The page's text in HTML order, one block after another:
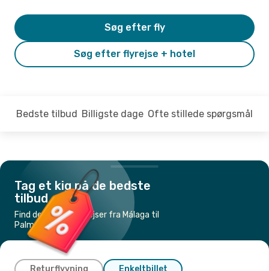
Søg efter flyrejse + hotel
Søg efter fly
Bedste tilbud Billigste dage Ofte stillede spørgsmål
Tag et kig på de bedste
tilbud
Find de billigste flyrejser fra Málaga til
Palma de Mallorca
Returflyvning Enkeltbillet